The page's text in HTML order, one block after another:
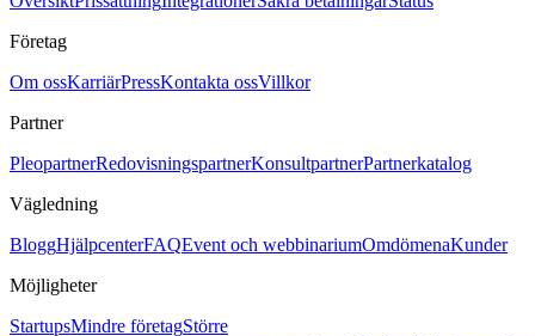
Företag
Om ossKarriärPressKontakta ossVillkor
Partner
PleopartnerRedovisningspartnerKonsultpartnerPartnerkatalog
Vägledning
BloggHjälpcenterFAQEvent och webbinariumOmdömenaKunder
Möjligheter
StartupsMindre företagStörre